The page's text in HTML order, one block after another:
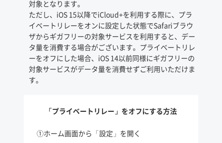
対象となります。
ただし、iOS 15以降でiCloud+を利用する際に、プラ
イベートリレーをオンに設定した状態でSafariブラウ
ザからギガフリーの対象サービスを利用すると、デー
タ量を消費する場合がございます。プライベートリレ
ーをオフにした場合、iOS 14以前同様にギガフリーの
対象サービスがデータ量を消費せずご利用いただけま
す。
「プライベートリレー」をオフにする方法
①ホーム画面から「設定」を開く